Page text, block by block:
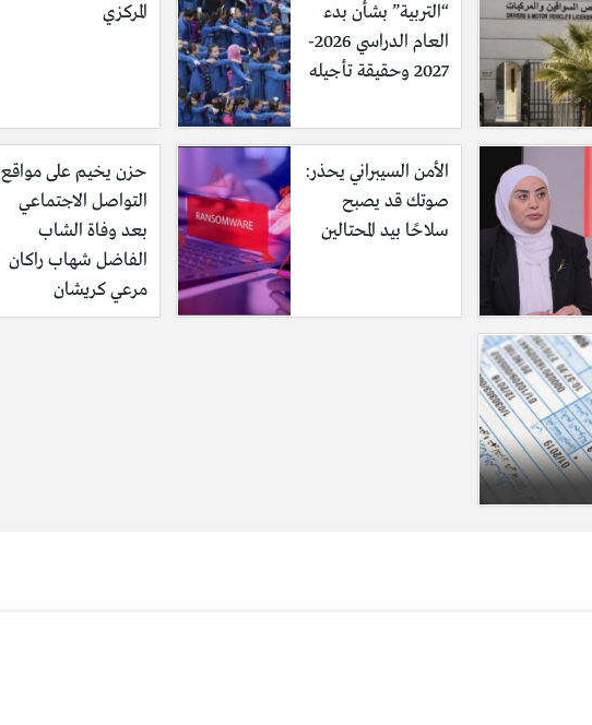
“التربية” بشأن بدء
العام الدراسي 2026-
2027 وحقيقة تأجيله
المركزي
الأمن السيبراني يحذر:
صوتك قد يصبح
سلاحًا بيد المحتالين
حزن يخيم على مواقع
التواصل الاجتماعي
بعد وفاة الشاب
الفاضل شهاب راكان
مرعي كريشان